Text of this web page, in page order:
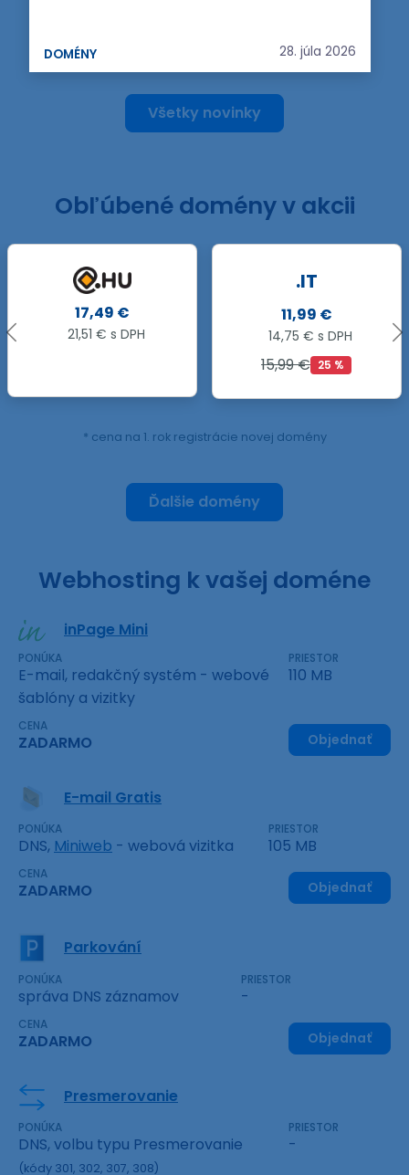
DOMÉNY 28. júla 2026
Všetky novinky
Obľúbené domény v akcii
.IT
11,99 €
14,75 € s DPH
.LV
82,65 €
101,66 € s DPH
* cena na 1. rok registrácie novej domény
Ďalšie domény
Webhosting k vašej doméne
inPage Mini
PONÚKA
E-mail, redakčný systém - webové
šablóny a vizitky
PRIESTOR
110 MB
CENA
ZADARMO Objednať
E-mail Gratis
PONÚKA
DNS, Miniweb - webová vizitka
PRIESTOR
105 MB
CENA
ZADARMO Objednať
Parkování
PONÚKA
správa DNS záznamov
PRIESTOR
-
CENA
ZADARMO Objednať
Presmerovanie
PONÚKA
DNS, volbu typu Presmerovanie
(kódy 301, 302, 307, 308)
PRIESTOR
-